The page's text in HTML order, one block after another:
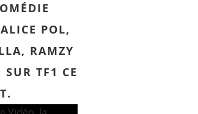
POL,
RAMZY
TF1 CE